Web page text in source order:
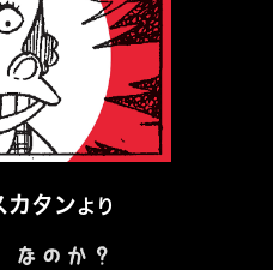
カタンより
なのか？